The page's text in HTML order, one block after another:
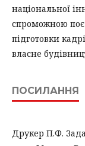
національної
спроможною
підготовки
власне
ПОСИЛАННЯ
Друкер П.Ф.